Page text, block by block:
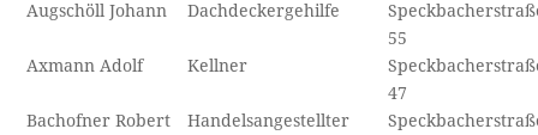
Augschöll Johann
Dachdeckergehilfe
55
Axmann Adolf
Kellner
47
Bachofner Robert
Handelsangestellter